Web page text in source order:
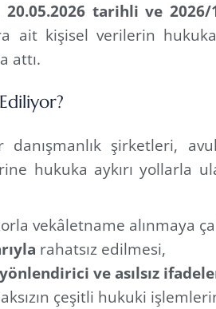
20.05.2026 tarihli ve 2026/
ait kişisel verilerin
attı.
şirketleri,
hukuka aykırı yollarla
vekâletname alınmaya
rahatsız edilmesi,
yönlendirici ve asılsız
çeşitli hukuki